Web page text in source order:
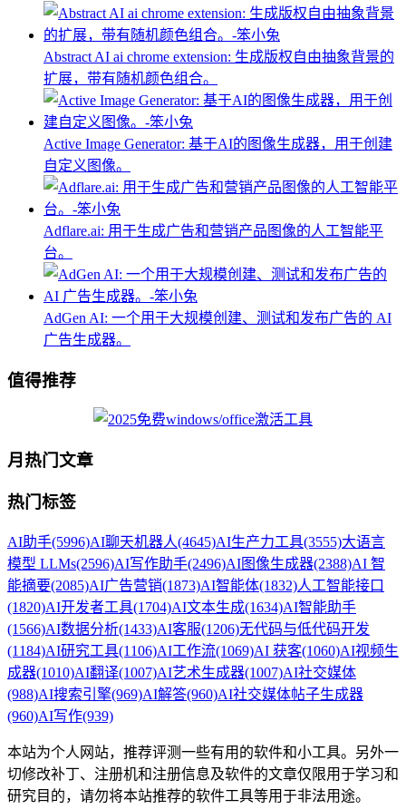
Abstract AI ai chrome extension: 生成版权自由抽象背景的
扩展，带有随机颜色组合。
Active Image Generator: 基于AI的图像生成器，用于创建
自定义图像。
Adflare.ai: 用于生成广告和营销产品图像的人工智能平
台。
AdGen AI: 一个用于大规模创建、测试和发布广告的 AI
广告生成器。
值得推荐
月热门文章
热门标签
AI助手(5996)AI聊天机器人(4645)AI生产力工具(3555)大语言
模型 LLMs(2596)AI写作助手(2496)AI图像生成器(2388)AI 智
能摘要(2085)AI广告营销(1873)AI智能体(1832)人工智能接口
(1820)AI开发者工具(1704)AI文本生成(1634)AI智能助手
(1566)AI数据分析(1433)AI客服(1206)无代码与低代码开发
(1184)AI研究工具(1106)AI工作流(1069)AI 获客(1060)AI视频生
成器(1010)AI翻译(1007)AI艺术生成器(1007)AI社交媒体
(988)AI搜索引擎(969)AI解答(960)AI社交媒体帖子生成器
(960)AI写作(939)
本站为个人网站，推荐评测一些有用的软件和小工具。另外一
切修改补丁、注册机和注册信息及软件的文章仅限用于学习和
研究目的，请勿将本站推荐的软件工具等用于非法用途。